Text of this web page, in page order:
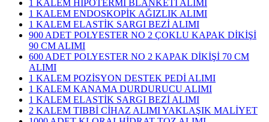
1 KALEM HİPOTERMİ BLANKETİ ALIMI
1 KALEM ENDOSKOPİK AĞIZLIK ALIMI
1 KALEM ELASTİK SARGI BEZİ ALIMI
900 ADET POLYESTER NO 2 ÇOKLU KAPAK DİKİŞİ
90 CM ALIMI
600 ADET POLYESTER NO 2 KAPAK DİKİŞİ 70 CM
ALIMI
1 KALEM POZİSYON DESTEK PEDİ ALIMI
1 KALEM KANAMA DURDURUCU ALIMI
1 KALEM ELASTİK SARGI BEZİ ALIMI
2 KALEM TIBBİ CİHAZ ALIMI YAKLAŞIK MALİYET